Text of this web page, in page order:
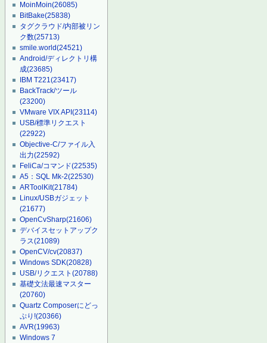
MoinMoin(26085)
BitBake(25838)
タグクラウド/内部被リン
ク数(25713)
smile.world(24521)
Android/ディレクトリ構
成(23685)
IBM T221(23417)
BackTrack/ツール
(23200)
VMware VIX API(23114)
USB/標準リクエスト
(22922)
Objective-C/ファイル入
出力(22592)
FeliCa/コマンド(22535)
A5：SQL Mk-2(22530)
ARToolKit(21784)
Linux/USBガジェット
(21677)
OpenCvSharp(21606)
デバイスセットアップク
ラス(21089)
OpenCV/cv(20837)
Windows SDK(20828)
USB/リクエスト(20788)
基礎文法最速マスター
(20760)
Quartz Composerにどっ
ぷり!(20366)
AVR(19963)
Windows 7